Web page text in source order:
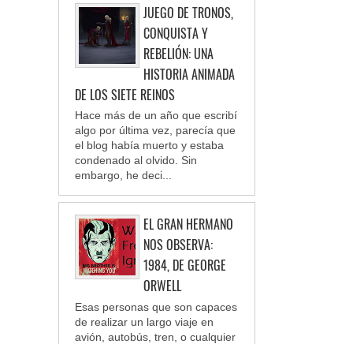
JUEGO DE TRONOS,
CONQUISTA Y
REBELIÓN: UNA
HISTORIA ANIMADA
DE LOS SIETE REINOS
Hace más de un año que escribí
algo por última vez, parecía que
el blog había muerto y estaba
condenado al olvido. Sin
embargo, he deci...
EL GRAN HERMANO
NOS OBSERVA:
1984, DE GEORGE
ORWELL
Esas personas que son capaces
de realizar un largo viaje en
avión, autobús, tren, o cualquier